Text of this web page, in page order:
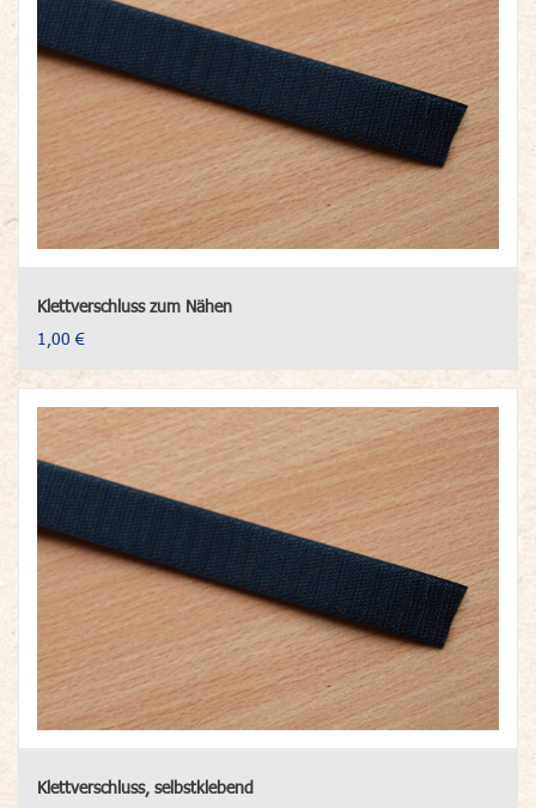
Klettverschluss zum Nähen
1,00 €
Klettverschluss, selbstklebend